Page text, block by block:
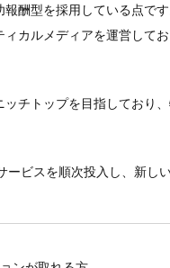
酬型を採用している点です
カルメディアを運営して
チトップを目指しており
ビスを順次投入し、新し